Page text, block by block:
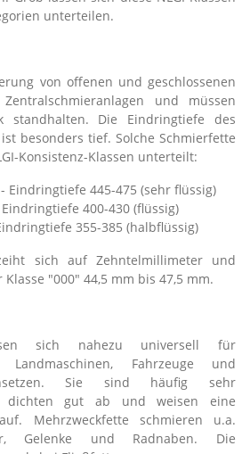
unterteilen.
von offenen und geschlossenen
und müssen
standhalten. Die Eindringtiefe des
besonders tief. Solche Schmierfette
Konsistenz-Klassen unterteilt:
- Eindringtiefe 445-475 (sehr flüssig)
Eindringtiefe 400-430 (flüssig)
355-385 (halbflüssig)
sich auf Zehntelmillimeter und
"000" 44,5 mm bis 47,5 mm.
sich nahezu universell für
Landmaschinen, Fahrzeuge und
Sie sind häufig sehr
dichten gut ab und weisen eine
Mehrzweckfette schmieren u.a.
Gelenke und Radnaben. Die